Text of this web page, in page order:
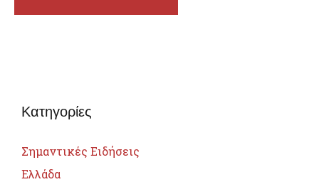
Κατηγορίες
Σημαντικές Ειδήσεις
Ελλάδα